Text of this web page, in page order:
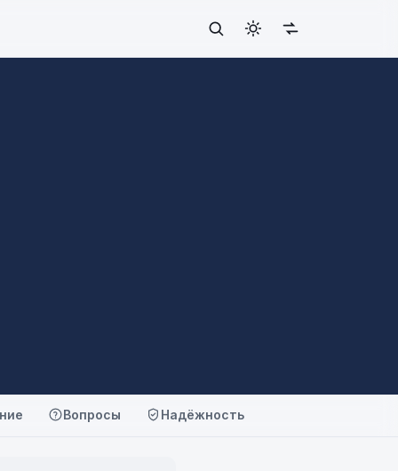
Вопросы Надёжность